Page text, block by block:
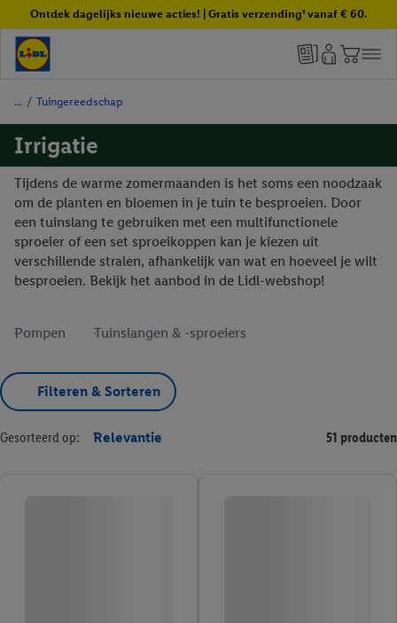
Ontdek dagelijks nieuwe acties! | Gratis verzending¹ vanaf € 60.
/ Tuingereedschap
Irrigatie
Tijdens de warme zomermaanden is het soms een noodzaak
om de planten en bloemen in je tuin te besproeien. Door
een tuinslang te gebruiken met een multifunctionele
sproeier of een set sproeikoppen kan je kiezen uit
verschillende stralen, afhankelijk van wat en hoeveel je wilt
besproeien. Bekijk het aanbod in de Lidl-webshop!
Pompen Tuinslangen & -sproeiers
Filteren & Sorteren
Gesorteerd op: Relevantie 51 producten